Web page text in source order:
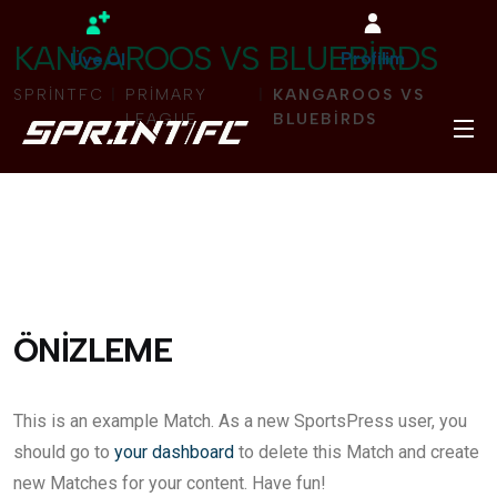
Üye Ol Profilim
KANGAROOS VS BLUEBIRDS
SPRINTFC
PRIMARY
LEAGUE
KANGAROOS VS
BLUEBIRDS
ÖNIZLEME
This is an example Match. As a new SportsPress user, you
should go to your dashboard to delete this Match and create
new Matches for your content. Have fun!